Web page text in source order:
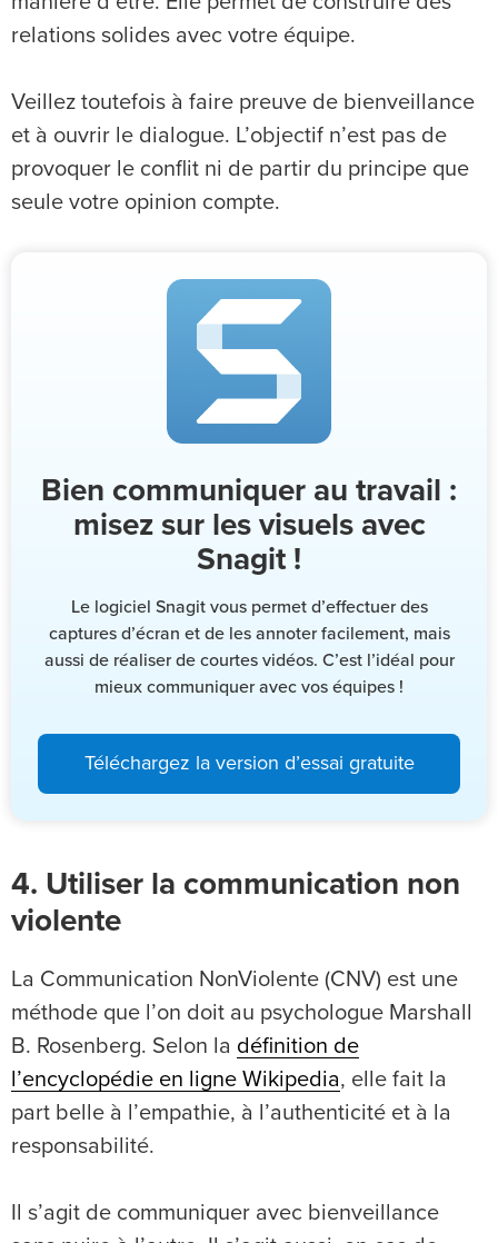
relations solides avec votre équipe.
Veillez toutefois à faire preuve de bienveillance
et à ouvrir le dialogue. L’objectif n’est pas de
provoquer le conflit ni de partir du principe que
seule votre opinion compte.
Bien communiquer au travail :
misez sur les visuels avec
Snagit !
Le logiciel Snagit vous permet d’effectuer des
captures d’écran et de les annoter facilement, mais
aussi de réaliser de courtes vidéos. C’est l’idéal pour
mieux communiquer avec vos équipes !
Téléchargez la version d’essai gratuite
4. Utiliser la communication non
violente
La Communication NonViolente (CNV) est une
méthode que l’on doit au psychologue Marshall
B. Rosenberg. Selon la définition de
l’encyclopédie en ligne Wikipedia, elle fait la
part belle à l’empathie, à l’authenticité et à la
responsabilité.
Il s’agit de communiquer avec bienveillance